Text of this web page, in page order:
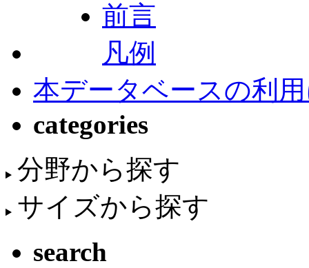
前言
凡例
本データベースの利
categories
分野から探す
サイズから探す
search